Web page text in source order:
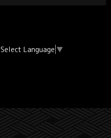
Select Language ▼